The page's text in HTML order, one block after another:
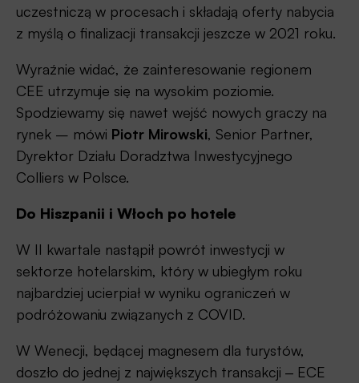
uczestniczą w procesach i składają oferty nabycia
z myślą o finalizacji transakcji jeszcze w 2021 roku.
Wyraźnie widać, że zainteresowanie regionem
CEE utrzymuje się na wysokim poziomie.
Spodziewamy się nawet wejść nowych graczy na
rynek – mówi Piotr Mirowski, Senior Partner,
Dyrektor Działu Doradztwa Inwestycyjnego
Colliers w Polsce.
Do Hiszpanii i Włoch po hotele
W II kwartale nastąpił powrót inwestycji w
sektorze hotelarskim, który w ubiegłym roku
najbardziej ucierpiał w wyniku ograniczeń w
podróżowaniu związanych z COVID.
W Wenecji, będącej magnesem dla turystów,
doszło do jednej z największych transakcji ‒ ECE